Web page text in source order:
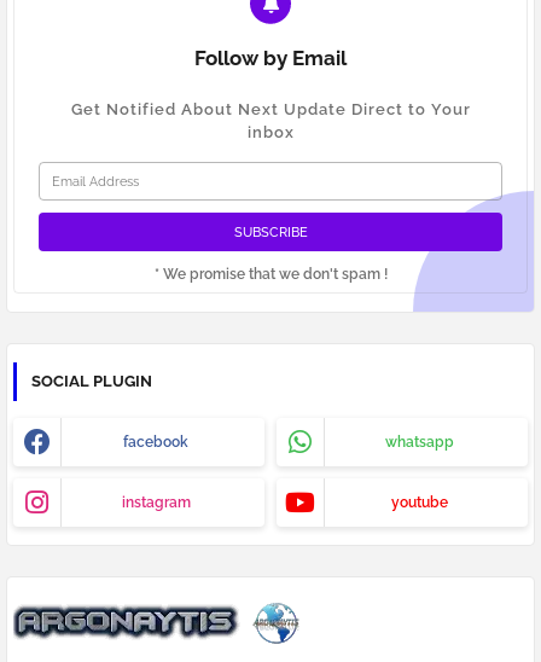
Follow by Email
Get Notified About Next Update Direct to Your
inbox
* We promise that we don't spam !
SOCIAL PLUGIN
facebook whatsapp
instagram youtube